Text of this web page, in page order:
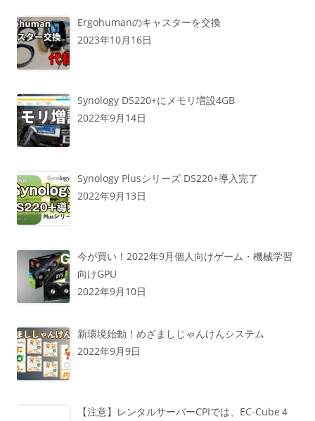
Ergohumanのキャスターを交換
2023年10月16日
Synology DS220+にメモリ増設4GB
2022年9月14日
Synology Plusシリーズ DS220+導入完了
2022年9月13日
今が買い！2022年9月個人向けゲーム・機械学習
向けGPU
2022年9月10日
新環境始動！めざましじゃんけんシステム
2022年9月9日
【注意】レンタルサーバーCPIでは、EC-Cube４